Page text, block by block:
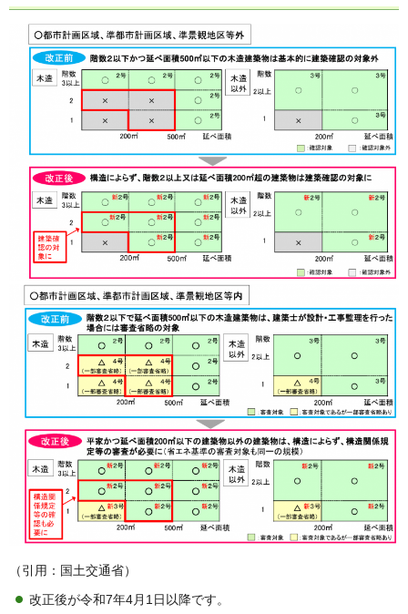
（引用：国土交通省）
改正後が令和7年4月1日以降です。